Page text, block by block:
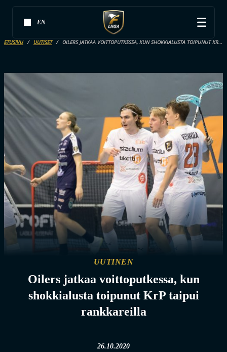
EN
ETUSIVU UUTISET OILERS JATKAA VOITTOPUTKESSA, KUN SHOKKIALUSTA TOIPUNUT KRP TAIPUI RANKKAREILLA
UUTINEN
Oilers jatkaa voittoputkessa, kun
shokkialusta toipunut KrP taipui
rankkareilla
26.10.2020